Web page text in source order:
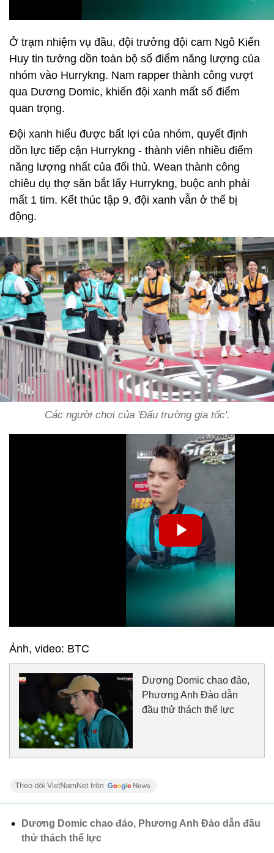
Ở trạm nhiệm vụ đầu, đội trưởng đội cam Ngô Kiến
Huy tin tưởng dồn toàn bộ số điểm năng lượng của
nhóm vào Hurrykng. Nam rapper thành công vượt
qua Dương Domic, khiến đội xanh mất số điểm
quan trọng.
Đội xanh hiểu được bất lợi của nhóm, quyết định
dồn lực tiếp cận Hurrykng - thành viên nhiều điểm
năng lượng nhất của đối thủ. Wean thành công
chiêu dụ thợ săn bắt lấy Hurrykng, buộc anh phải
mất 1 tim. Kết thúc tập 9, đội xanh vẫn ở thế bị
động.
Các người chơi của 'Đấu trường gia tốc'.
Ảnh, video: BTC
Dương Domic chao đảo,
Phương Anh Đào dẫn
đầu thử thách thể lực
Dương Domic chao đảo, Phương Anh Đào dẫn đầu
thử thách thể lực